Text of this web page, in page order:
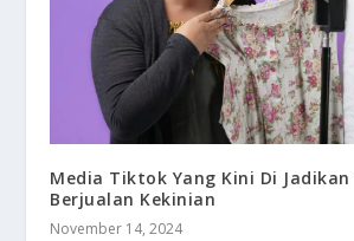
Media Tiktok Yang Kini Di
Berjualan Kekinian
November 14, 2024